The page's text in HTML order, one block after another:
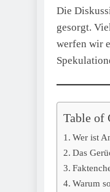
Die
gesorgt.
werfen wir
Table of
Wer ist
Das
Warum